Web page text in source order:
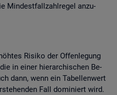
Min­dest­fall­zahl­re­gel an­zu­
Ri­si­ko der Of­fen­le­gung
in einer hier­ar­chi­schen Be­
dann, wenn ein Ta­bel­len­wert
Fall do­mi­niert wird.